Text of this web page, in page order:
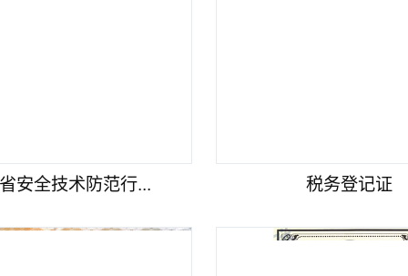
安全技术防范行... 税务登记证